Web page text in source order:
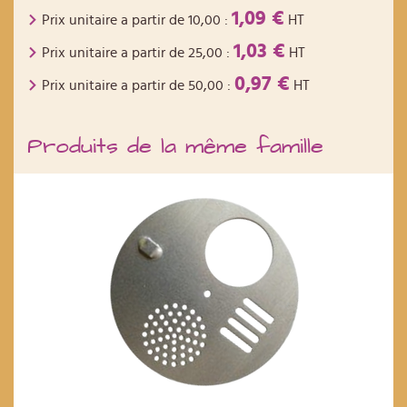
Prix unitaire a partir de 10,00 : 1,09 € HT
Prix unitaire a partir de 25,00 : 1,03 € HT
Prix unitaire a partir de 50,00 : 0,97 € HT
Produits de la même famille